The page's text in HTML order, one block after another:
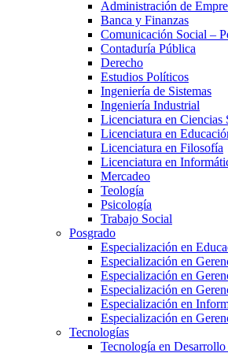
Administración de
Banca y Finanzas
Comunicación Social –
Contaduría Pública
Derecho
Estudios Políticos
Ingeniería de Sistemas
Ingeniería Industrial
Licenciatura en Ciencias
Licenciatura en
Licenciatura en Filosofía
Licenciatura en
Mercadeo
Teología
Psicología
Trabajo Social
Posgrado
Especialización en
Especialización en
Especialización en
Especialización en
Especialización en
Especialización en
Tecnologías
Tecnología en